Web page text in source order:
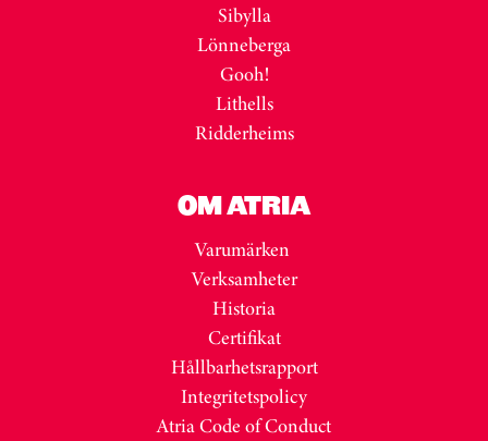
Sibylla
Lönneberga
Gooh!
Lithells
Ridderheims
OM ATRIA
Varumärken
Verksamheter
Historia
Certifikat
Hållbarhetsrapport
Integritetspolicy
Atria Code of Conduct